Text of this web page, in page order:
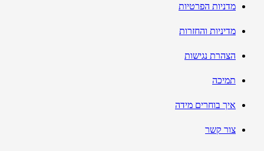
מדניות הפרטיות
מדיניות והחזרות
הצהרת נגישות
תמיכה
איך בוחרים מידה
צור קשר